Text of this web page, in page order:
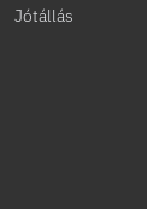
Jótállás